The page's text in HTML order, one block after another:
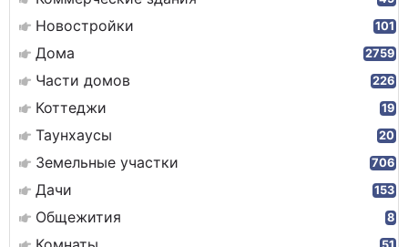
Новостройки 101
Дома 2759
Части домов 226
Коттеджи 19
Таунхаусы 20
Земельные участки 706
Дачи 153
Общежития 8